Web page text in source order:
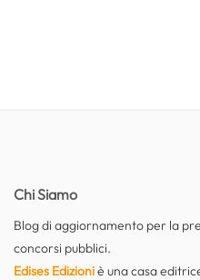
Chi Siamo
Blog di aggiornamento per la
concorsi pubblici.
Edises Edizioniè una casa